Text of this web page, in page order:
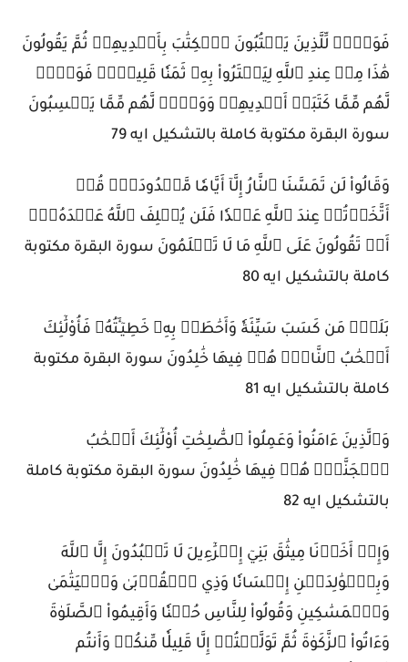
فَوَيۡلٞ لِّلَّذِينَ يَكۡتُبُونَ ٱلۡكِتَٰبَ بِأَيۡدِيهِمۡ ثُمَّ يَقُولُونَ
هَٰذَا مِنۡ عِندِ ٱللَّهِ لِيَشۡتَرُواْ بِهِۦ ثَمَنٗا قَلِيلٗاۖ فَوَيۡلٞ
لَّهُم مِّمَّا كَتَبَتۡ أَيۡدِيهِمۡ وَوَيۡلٞ لَّهُم مِّمَّا يَكۡسِبُونَ
سورة البقرة مكتوبة كاملة بالتشكيل ايه 79
وَقَالُواْ لَن تَمَسَّنَا ٱلنَّارُ إِلَّآ أَيَّامٗا مَّعۡدُودَةٗۚ قُلۡ
أَتَّخَذۡتُمۡ عِندَ ٱللَّهِ عَهۡدٗا فَلَن يُخۡلِفَ ٱللَّهُ عَهۡدَهُۥٓۖ
أَمۡ تَقُولُونَ عَلَى ٱللَّهِ مَا لَا تَعۡلَمُونَ سورة البقرة مكتوبة
كاملة بالتشكيل ايه 80
بَلَىٰۚ مَن كَسَبَ سَيِّئَةٗ وَأَحَٰطَتۡ بِهِۦ خَطِيٓـَٔتُهُۥ فَأُوْلَٰٓئِكَ
أَصۡحَٰبُ ٱلنَّارِۖ هُمۡ فِيهَا خَٰلِدُونَ سورة البقرة مكتوبة
كاملة بالتشكيل ايه 81
وَٱلَّذِينَ ءَامَنُواْ وَعَمِلُواْ ٱلصَّٰلِحَٰتِ أُوْلَٰٓئِكَ أَصۡحَٰبُ
ٱلۡجَنَّةِۖ هُمۡ فِيهَا خَٰلِدُونَ سورة البقرة مكتوبة كاملة
بالتشكيل ايه 82
وَإِذۡ أَخَذۡنَا مِيثَٰقَ بَنِيٓ إِسۡرَٰٓءِيلَ لَا تَعۡبُدُونَ إِلَّا ٱللَّهَ
وَبِٱلۡوَٰلِدَيۡنِ إِحۡسَانٗا وَذِي ٱلۡقُرۡبَىٰ وَٱلۡيَتَٰمَىٰ
وَٱلۡمَسَٰكِينِ وَقُولُواْ لِلنَّاسِ حُسۡنٗا وَأَقِيمُواْ ٱلصَّلَوٰةَ
وَءَاتُواْ ٱلزَّكَوٰةَ ثُمَّ تَوَلَّيۡتُمۡ إِلَّا قَلِيلٗا مِّنكُمۡ وَأَنتُم